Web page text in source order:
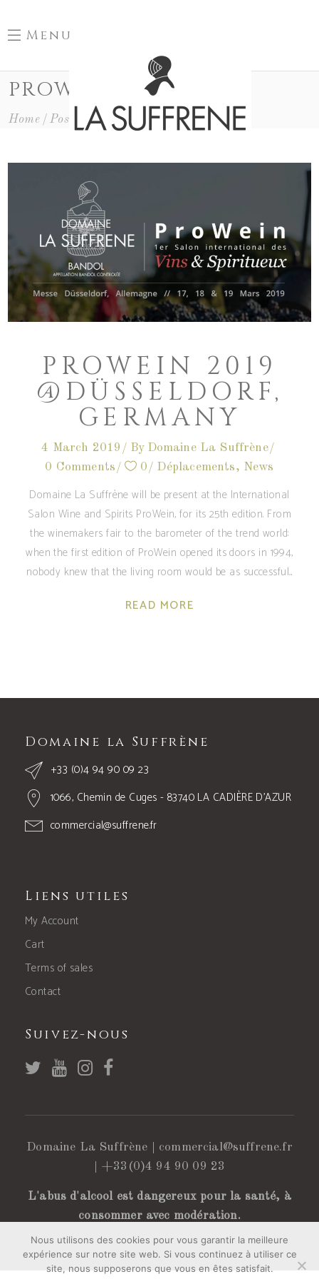
Menu
PROWEIN TAG
Home Posts Tagged "prowein"
PROWEIN 2019
@DÜSSELDORF,
GERMANY
4 March 2019 By Domaine La Suffrène
0 Comments
0 Déplacements, News
Domaine La Suffrène will be present at the International
Salon Wine and Spirits ProWein, for its 25th edition. From
the winemakers fair to the barometer of the trend world:
when the first edition of ProWein opened its doors in 1994,
nobody knew that the living room would be as successful
READ MORE
Domaine la Suffrène
+33 (0)4 94 90 09 23
1066, Chemin de Cuges - 83740 LA CADIÈRE D’AZUR
commercial@suffrene.fr
Liens utiles
My Account
Cart
Terms of sales
Contact
Suivez-nous
Domaine La Suffrène | commercial@suffrene.fr
+33(0)4 94 90 09 23
L'abus d'alcool est dangereux pour la santé, à
consommer avec modération.
Nous utilisons des cookies pour vous garantir la meilleure
expérience sur notre site web. Si vous continuez à utiliser ce
site, nous supposerons que vous en êtes satisfait.